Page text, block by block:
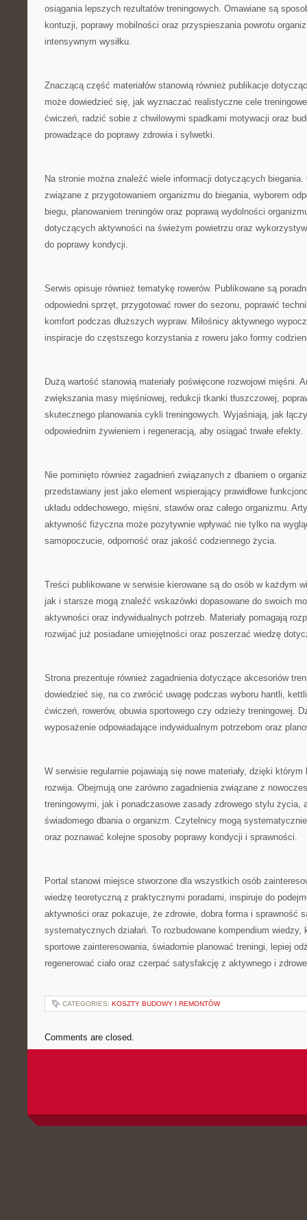
osiągania lepszych rezultatów treningowych. Omawiane są
kontuzji, poprawy mobilności oraz przyspieszania powrotu
intensywnym wysiłku.
Znaczącą część materiałów stanowią również publikacje
może dowiedzieć się, jak wyznaczać realistyczne cele
ćwiczeń, radzić sobie z chwilowymi spadkami motywacji oraz
prowadzące do poprawy zdrowia i sylwetki.
Na stronie można znaleźć wiele informacji dotyczących biegania.
związane z przygotowaniem organizmu do biegania, wyborem
biegu, planowaniem treningów oraz poprawą wydolności
dotyczących aktywności na świeżym powietrzu oraz
do poprawy kondycji.
Serwis opisuje również tematykę rowerów. Publikowane są
odpowiedni sprzęt, przygotować rower do sezonu, poprawić
komfort podczas dłuższych wypraw. Miłośnicy aktywnego
inspiracje do częstszego korzystania z roweru jako formy
Dużą wartość stanowią materiały poświęcone rozwojowi mięśni.
zwiększania masy mięśniowej, redukcji tkanki tłuszczowej,
skutecznego planowania cykli treningowych. Wyjaśniają, jak
odpowiednim żywieniem i regeneracją, aby osiągać trwałe efekty.
Nie pominięto również zagadnień związanych z dbaniem o
przedstawiany jest jako element wspierający prawidłowe
układu oddechowego, mięśni, stawów oraz całego organizmu.
aktywność fizyczna może pozytywnie wpływać nie tylko na
samopoczucie, odporność oraz jakość codziennego życia.
Treści publikowane w serwisie kierowane są do osób w każdym
jak i starsze mogą znaleźć wskazówki dopasowane do swoich
aktywności oraz indywidualnych potrzeb. Materiały pomagają
rozwijać już posiadane umiejętności oraz poszerzać wiedzę
Strona prezentuje również zagadnienia dotyczące akcesoriów
dowiedzieć się, na co zwrócić uwagę podczas wyboru hantli,
ćwiczeń, rowerów, obuwia sportowego czy odzieży treningowej.
wyposażenie odpowiadające indywidualnym potrzebom oraz
W serwisie regularnie pojawiają się nowe materiały, dzięki
rozwija. Obejmują one zarówno zagadnienia związane z
treningowymi, jak i ponadczasowe zasady zdrowego stylu życia,
świadomego dbania o organizm. Czytelnicy mogą
oraz poznawać kolejne sposoby poprawy kondycji i sprawności.
Portal stanowi miejsce stworzone dla wszystkich osób
wiedzę teoretyczną z praktycznymi poradami, inspiruje do
aktywności oraz pokazuje, że zdrowie, dobra forma i sprawność
systematycznych działań. To rozbudowane kompendium wiedzy,
sportowe zainteresowania, świadomie planować treningi, lepiej
regenerować ciało oraz czerpać satysfakcję z aktywnego i
CATEGORIES: KOSZTY BUDOWY I REMONTÓW
Comments are closed.